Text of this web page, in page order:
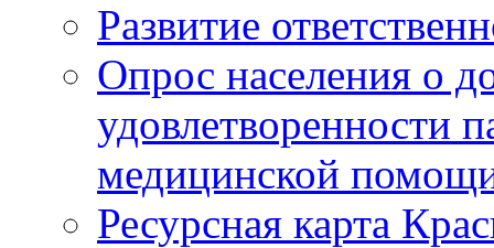
Развитие
Опрос населения о
удовлетворенности
медицинской
Ресурсная карта